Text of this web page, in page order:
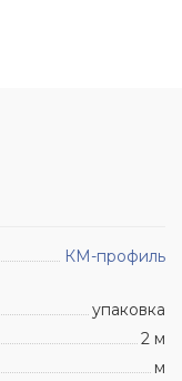
КМ-профиль
упаковка
2 м
м